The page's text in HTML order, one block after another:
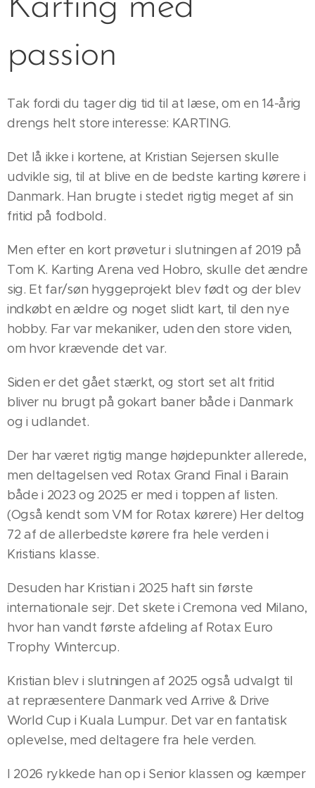
passion
Tak fordi du tager dig tid til at læse, om en 14-årig
drengs helt store interesse: KARTING.
Det lå ikke i kortene, at Kristian Sejersen skulle
udvikle sig, til at blive en de bedste karting kørere i
Danmark. Han brugte i stedet rigtig meget af sin
fritid på fodbold.
Men efter en kort prøvetur i slutningen af 2019 på
Tom K. Karting Arena ved Hobro, skulle det ændre
sig. Et far/søn hyggeprojekt blev født og der blev
indkøbt en ældre og noget slidt kart, til den nye
hobby. Far var mekaniker, uden den store viden,
om hvor krævende det var.
Siden er det gået stærkt, og stort set alt fritid
bliver nu brugt på gokart baner både i Danmark
og i udlandet.
Der har været rigtig mange højdepunkter allerede,
men deltagelsen ved Rotax Grand Final i Barain
både i 2023 og 2025 er med i toppen af listen.
(Også kendt som VM for Rotax kørere) Her deltog
72 af de allerbedste kørere fra hele verden i
Kristians klasse.
Desuden har Kristian i 2025 haft sin første
internationale sejr. Det skete i Cremona ved Milano,
hvor han vandt første afdeling af Rotax Euro
Trophy Wintercup.
Kristian blev i slutningen af 2025 også udvalgt til
at repræsentere Danmark ved Arrive & Drive
World Cup i Kuala Lumpur. Det var en fantatisk
oplevelse, med deltagere fra hele verden.
I 2026 rykkede han op i Senior klassen og kæmper